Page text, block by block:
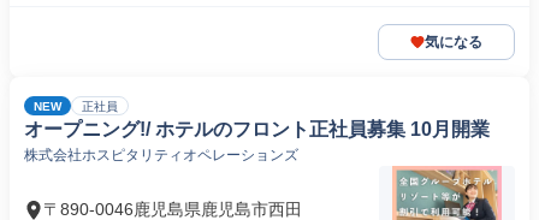
気になる
NEW 正社員
オープニング!/ ホテルのフロント正社員募集 10月開業
株式会社ホスピタリティオペレーションズ
〒890-0046鹿児島県鹿児島市西田